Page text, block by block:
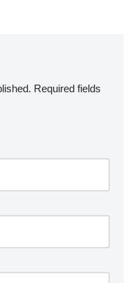
les
morale ?
améliorer leur
et l’ignorance de l’impact
peuvent
environnement positif et